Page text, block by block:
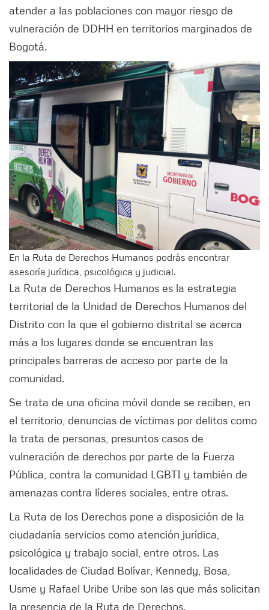
atender a las poblaciones con mayor riesgo de
vulneración de DDHH en territorios marginados de
Bogotá.
En la Ruta de Derechos Humanos podrás encontrar
asesoría jurídica, psicológica y judicial.
La Ruta de Derechos Humanos es la estrategia
territorial de la Unidad de Derechos Humanos del
Distrito con la que el gobierno distrital se acerca
más a los lugares donde se encuentran las
principales barreras de acceso por parte de la
comunidad.
Se trata de una oficina móvil donde se reciben, en
el territorio, denuncias de víctimas por delitos como
la trata de personas, presuntos casos de
vulneración de derechos por parte de la Fuerza
Pública, contra la comunidad LGBTI y también de
amenazas contra líderes sociales, entre otras.
La Ruta de los Derechos pone a disposición de la
ciudadanía servicios como atención jurídica,
psicológica y trabajo social, entre otros. Las
localidades de Ciudad Bolívar, Kennedy, Bosa,
Usme y Rafael Uribe Uribe son las que más solicitan
la presencia de la Ruta de Derechos.